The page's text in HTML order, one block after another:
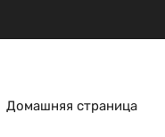
Домашняя страница